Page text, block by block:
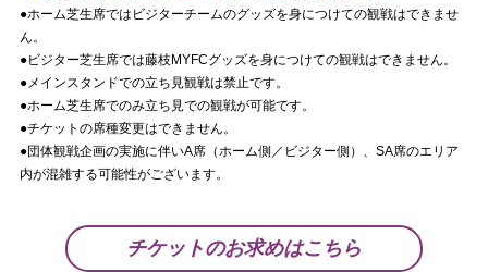
●ホーム芝生席ではビジターチームのグッズを身につけての観戦はできませ
ん。
●ビジター芝生席では藤枝MYFCグッズを身につけての観戦はできません。
●メインスタンドでの立ち見観戦は禁止です。
●ホーム芝生席でのみ立ち見での観戦が可能です。
●チケットの席種変更はできません。
●団体観戦企画の実施に伴いA席（ホーム側／ビジター側）、SA席のエリア
内が混雑する可能性がございます。
チケットのお求めはこちら